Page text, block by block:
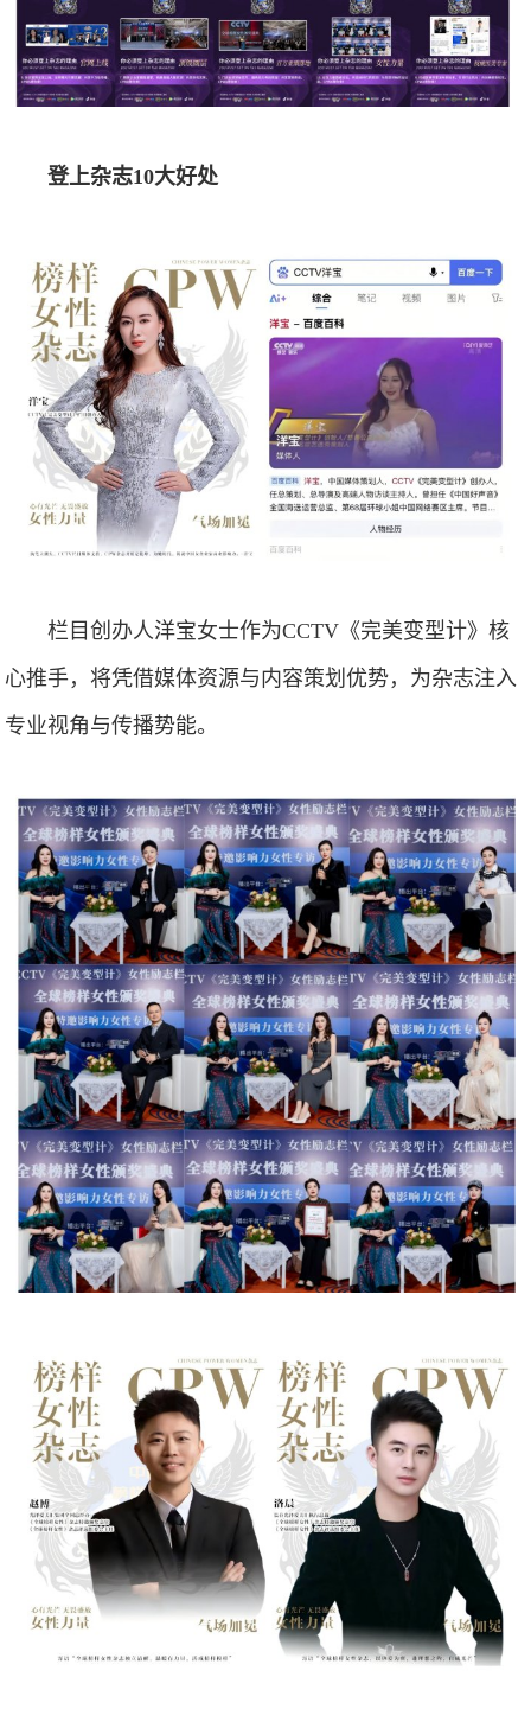
登上杂志10大好处
栏目创办人洋宝女士作为CCTV《完美变型计》核
心推手，将凭借媒体资源与内容策划优势，为杂志注入
专业视角与传播势能。